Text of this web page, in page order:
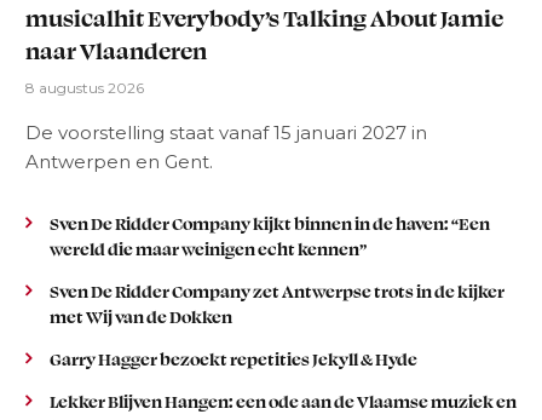
musicalhit Everybody’s Talking About Jamie
naar Vlaanderen
8 augustus 2026
De voorstelling staat vanaf 15 januari 2027 in
Antwerpen en Gent.
Sven De Ridder Company kijkt binnen in de haven: “Een
wereld die maar weinigen echt kennen”
Sven De Ridder Company zet Antwerpse trots in de kijker
met Wij van de Dokken
Garry Hagger bezoekt repetities Jekyll & Hyde
Lekker Blijven Hangen: een ode aan de Vlaamse muziek en